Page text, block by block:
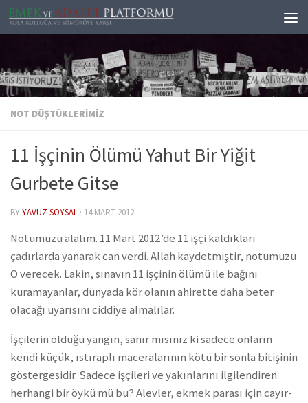
Skip to content
NOT DÜŞTÜKLERIMIZ
11 İşçinin Ölümü Yahut Bir Yiğit
Gurbete Gitse
BYYAVUZ SOYSAL · 14 MART 2012
Notumuzu alalım. 11 Mart 2012’de 11 işçi kaldıkları
çadırlarda yanarak can verdi. Allah kaydetmiştir, notumuzu
O verecek. Lakin, sınavın 11 işçinin ölümü ile bağını
kuramayanlar, dünyada kör olanın ahirette daha beter
olacağı uyarısını ciddiye almalılar.
İşçilerin öldüğü yangın, sanır mısınız ki sadece onların
kendi küçük, ıstıraplı maceralarının kötü bir sonla bitişinin
göstergesidir. Sadece işçileri ve yakınlarını ilgilendiren
herhangi bir öykü mü bu? Alevler, ekmek parası için cayır-